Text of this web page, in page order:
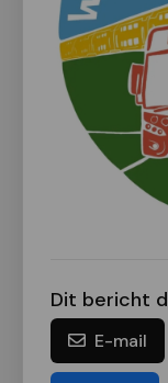
Dit bericht
E-mail